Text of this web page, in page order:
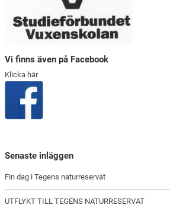
Vi finns även på Facebook
Klicka här
Senaste inläggen
Fin dag i Tegens naturreservat
UTFLYKT TILL TEGENS NATURRESERVAT